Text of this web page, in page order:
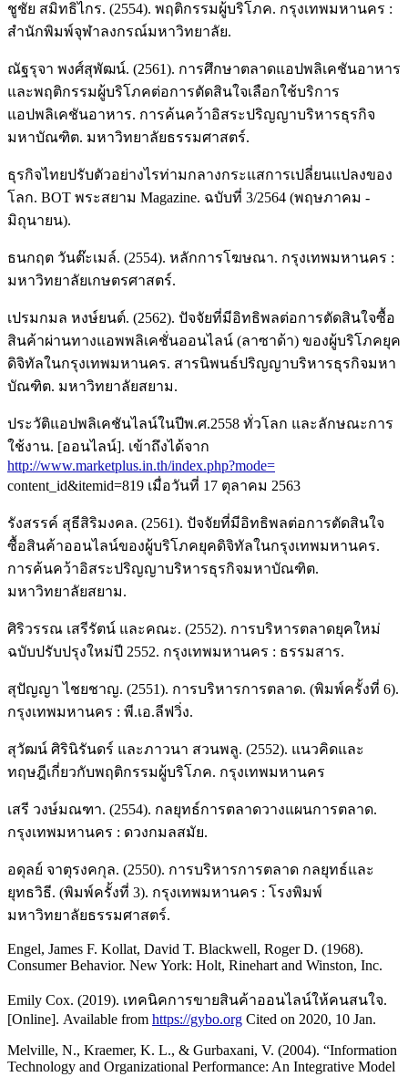
ชูชัย สมิทธิไกร. (2554). พฤติกรรมผู้บริโภค. กรุงเทพมหานคร :
สำนักพิมพ์จุฬาลงกรณ์มหาวิทยาลัย.
ณัฐรุจา พงศ์สุพัฒน์. (2561). การศึกษาตลาดแอปพลิเคชันอาหาร
และพฤติกรรมผู้บริโภคต่อการตัดสินใจเลือกใช้บริการ
แอปพลิเคชันอาหาร. การค้นคว้าอิสระปริญญาบริหารธุรกิจ
มหาบัณฑิต. มหาวิทยาลัยธรรมศาสตร์.
ธุรกิจไทยปรับตัวอย่างไรท่ามกลางกระแสการเปลี่ยนแปลงของ
โลก. BOT พระสยาม Magazine. ฉบับที่ 3/2564 (พฤษภาคม -
มิถุนายน).
ธนกฤต วันต๊ะเมล์. (2554). หลักการโฆษณา. กรุงเทพมหานคร :
มหาวิทยาลัยเกษตรศาสตร์.
เปรมกมล หงษ์ยนต์. (2562). ปัจจัยที่มีอิทธิพลต่อการตัดสินใจซื้อ
สินค้าผ่านทางแอพพลิเคชั่นออนไลน์ (ลาซาด้า) ของผู้บริโภคยุค
ดิจิทัลในกรุงเทพมหานคร. สารนิพนธ์ปริญญาบริหารธุรกิจมหา
บัณฑิต. มหาวิทยาลัยสยาม.
ประวัติแอปพลิเคชันไลน์ในปีพ.ศ.2558 ทั่วโลก และลักษณะการ
ใช้งาน. [ออนไลน์]. เข้าถึงได้จาก
http://www.marketplus.in.th/index.php?mode=
content_id&itemid=819 เมื่อวันที่ 17 ตุลาคม 2563
รังสรรค์ สุธีสิริมงคล. (2561). ปัจจัยที่มีอิทธิพลต่อการตัดสินใจ
ซื้อสินค้าออนไลน์ของผู้บริโภคยุคดิจิทัลในกรุงเทพมหานคร.
การค้นคว้าอิสระปริญญาบริหารธุรกิจมหาบัณฑิต.
มหาวิทยาลัยสยาม.
ศิริวรรณ เสรีรัตน์ และคณะ. (2552). การบริหารตลาดยุคใหม่
ฉบับปรับปรุงใหม่ปี 2552. กรุงเทพมหานคร : ธรรมสาร.
สุปัญญา ไชยชาญ. (2551). การบริหารการตลาด. (พิมพ์ครั้งที่ 6).
กรุงเทพมหานคร : พี.เอ.ลีฟวิ่ง.
สุวัฒน์ ศิรินิรันดร์ และภาวนา สวนพลู. (2552). แนวคิดและ
ทฤษฎีเกี่ยวกับพฤติกรรมผู้บริโภค. กรุงเทพมหานคร
เสรี วงษ์มณฑา. (2554). กลยุทธ์การตลาดวางแผนการตลาด.
กรุงเทพมหานคร : ดวงกมลสมัย.
อดุลย์ จาตุรงคกุล. (2550). การบริหารการตลาด กลยุทธ์และ
ยุทธวิธี. (พิมพ์ครั้งที่ 3). กรุงเทพมหานคร : โรงพิมพ์
มหาวิทยาลัยธรรมศาสตร์.
Engel, James F. Kollat, David T. Blackwell, Roger D. (1968).
Consumer Behavior. New York: Holt, Rinehart and Winston, Inc.
Emily Cox. (2019). เทคนิคการขายสินค้าออนไลน์ให้คนสนใจ.
[Online]. Available from https://gybo.org Cited on 2020, 10 Jan.
Melville, N., Kraemer, K. L., & Gurbaxani, V. (2004). “Information
Technology and Organizational Performance: An Integrative Model